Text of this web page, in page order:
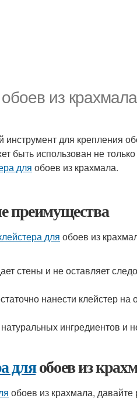
из
для крепления
быть использован не
для обоев из крахмала.
преимущества
для обоев из
стены и не оставляет
нанести клейстер на
ингредиентов и
дляобоев из
обоев из крахмала,